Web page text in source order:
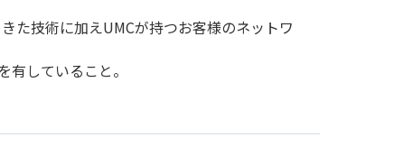
た技術に加えUMCが持つお客様のネットワ
していること。